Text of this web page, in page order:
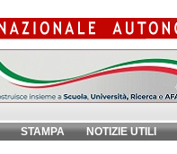
STAMPA NOTIZIE UTILI